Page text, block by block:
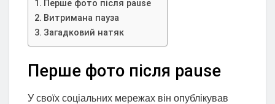
Перше фото після pause
Витримана пауза
Загадковий натяк
Перше фото після pause
У своїх соціальних мережах він опублікував